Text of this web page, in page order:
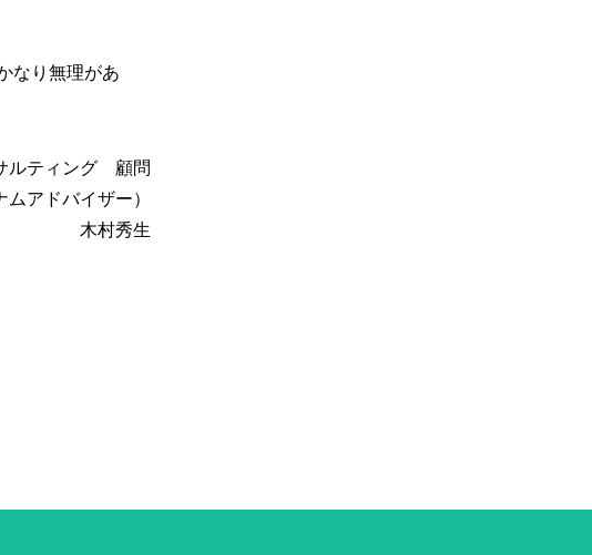
なり無理があ
ルティング 顧問
ムアドバイザー）
木村秀生